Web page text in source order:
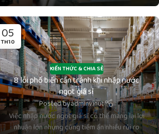
05
TH10
KIẾN THỨC & CHIA SẺ
8 lỗi phổ biến cần tránh khi nhập nước
ngọt giá sỉ
Posted byadminvinut
Việc nhập nước ngọt giá sỉ có thể mang lại lợi
nhuận lớn nhưng cũng tiềm ẩn nhiều rủi ro